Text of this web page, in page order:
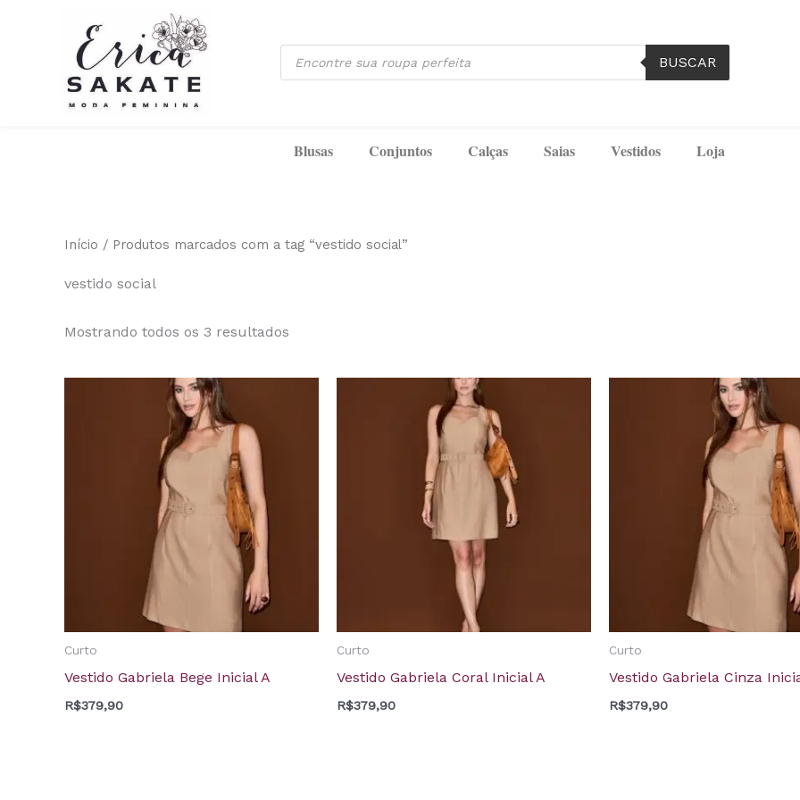
Pesquisar
produtos
BUSCAR
Blusas Conjuntos Calças Saias Vestidos Loja
Início / Produtos marcados com a tag “vestido social”
vestido social
Mostrando todos os 3 resultados
recente
Curto
Vestido Gabriela Bege Inicial A
R$379,90
Curto
Vestido Gabriela Coral Inicial A
R$379,90
Curto
Vestido Gabriela Cinza
R$379,90